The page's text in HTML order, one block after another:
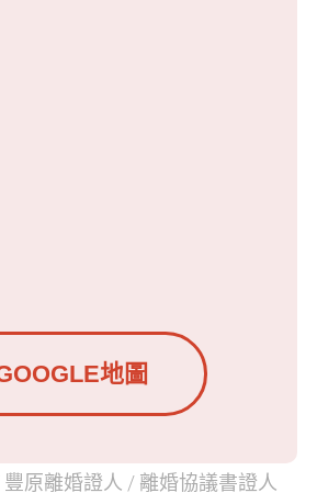
地圖
豐原離婚證人 / 離婚協議書證人